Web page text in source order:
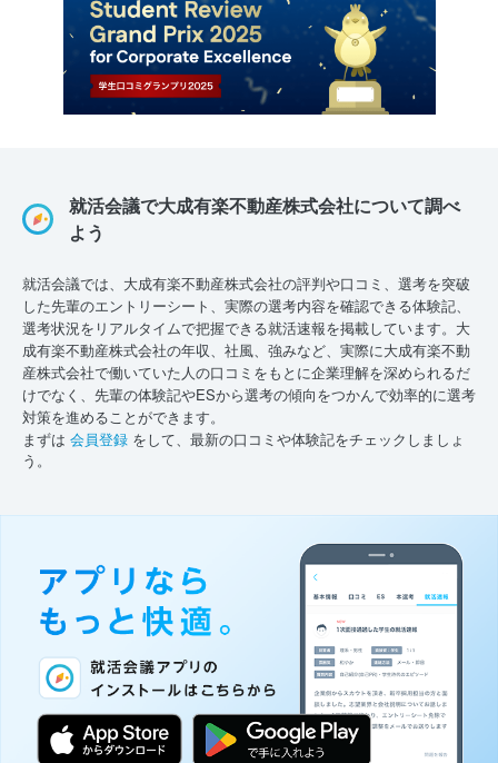
就活会議で大成有楽不動産株式会社について調べ
よう
就活会議では、大成有楽不動産株式会社の評判や口コミ、選考を突破
した先輩のエントリーシート、実際の選考内容を確認できる体験記、
選考状況をリアルタイムで把握できる就活速報を掲載しています。大
成有楽不動産株式会社の年収、社風、強みなど、実際に大成有楽不動
産株式会社で働いていた人の口コミをもとに企業理解を深められるだ
けでなく、先輩の体験記やESから選考の傾向をつかんで効率的に選考
対策を進めることができます。
まずは 会員登録 をして、最新の口コミや体験記をチェックしましょ
う。